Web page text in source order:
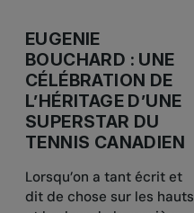
EUGENIE
BOUCHARD : UNE
CÉLÉBRATION DE
L’HÉRITAGE D’UNE
SUPERSTAR DU
TENNIS CANADIEN
Lorsqu’on a tant écrit et
dit de chose sur les hauts